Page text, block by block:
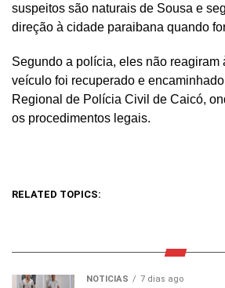
suspeitos são naturais de Sousa e
direção à cidade paraibana quando
Segundo a polícia, eles não reagiram
veículo foi recuperado e
Regional de Polícia Civil de Caicó,
os procedimentos legais.
RELATED TOPICS:
NOTICIAS 7 dias ago